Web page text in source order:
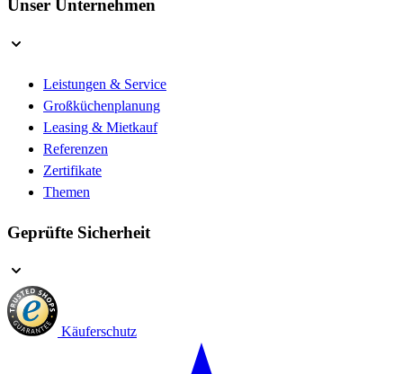
Unser Unternehmen
Leistungen & Service
Großküchenplanung
Leasing & Mietkauf
Referenzen
Zertifikate
Themen
Geprüfte Sicherheit
Käuferschutz